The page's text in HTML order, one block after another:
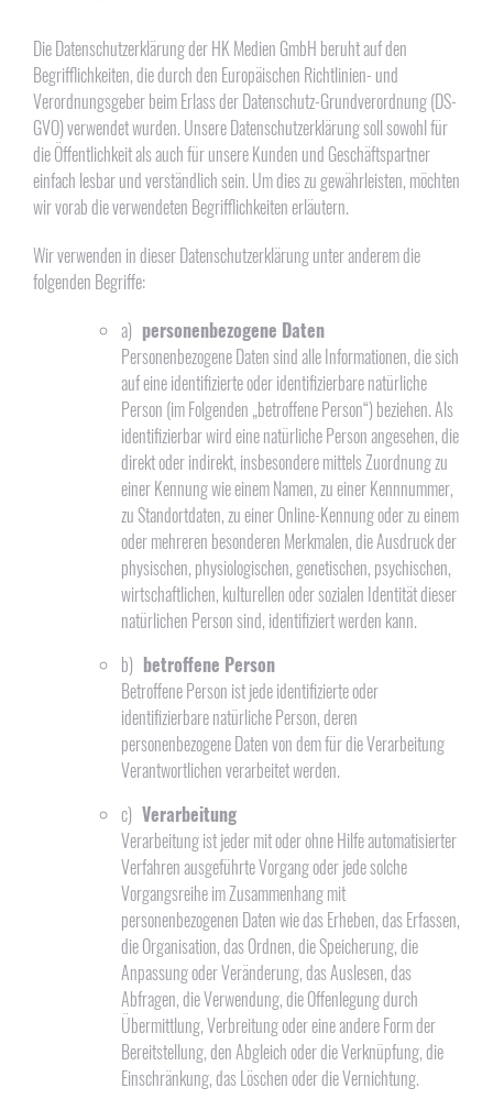
Die Datenschutzerklärung der HK Medien GmbH beruht auf den
Begrifflichkeiten, die durch den Europäischen Richtlinien- und
Verordnungsgeber beim Erlass der Datenschutz-Grundverordnung (DS-
GVO) verwendet wurden. Unsere Datenschutzerklärung soll sowohl für
die Öffentlichkeit als auch für unsere Kunden und Geschäftspartner
einfach lesbar und verständlich sein. Um dies zu gewährleisten, möchten
wir vorab die verwendeten Begrifflichkeiten erläutern.
Wir verwenden in dieser Datenschutzerklärung unter anderem die
folgenden Begriffe:
a) personenbezogene Daten
Personenbezogene Daten sind alle Informationen, die sich
auf eine identifizierte oder identifizierbare natürliche
Person (im Folgenden „betroffene Person“) beziehen. Als
identifizierbar wird eine natürliche Person angesehen, die
direkt oder indirekt, insbesondere mittels Zuordnung zu
einer Kennung wie einem Namen, zu einer Kennnummer,
zu Standortdaten, zu einer Online-Kennung oder zu einem
oder mehreren besonderen Merkmalen, die Ausdruck der
physischen, physiologischen, genetischen, psychischen,
wirtschaftlichen, kulturellen oder sozialen Identität dieser
natürlichen Person sind, identifiziert werden kann.
b) betroffene Person
Betroffene Person ist jede identifizierte oder
identifizierbare natürliche Person, deren
personenbezogene Daten von dem für die Verarbeitung
Verantwortlichen verarbeitet werden.
c) Verarbeitung
Verarbeitung ist jeder mit oder ohne Hilfe automatisierter
Verfahren ausgeführte Vorgang oder jede solche
Vorgangsreihe im Zusammenhang mit
personenbezogenen Daten wie das Erheben, das Erfassen,
die Organisation, das Ordnen, die Speicherung, die
Anpassung oder Veränderung, das Auslesen, das
Abfragen, die Verwendung, die Offenlegung durch
Übermittlung, Verbreitung oder eine andere Form der
Bereitstellung, den Abgleich oder die Verknüpfung, die
Einschränkung, das Löschen oder die Vernichtung.